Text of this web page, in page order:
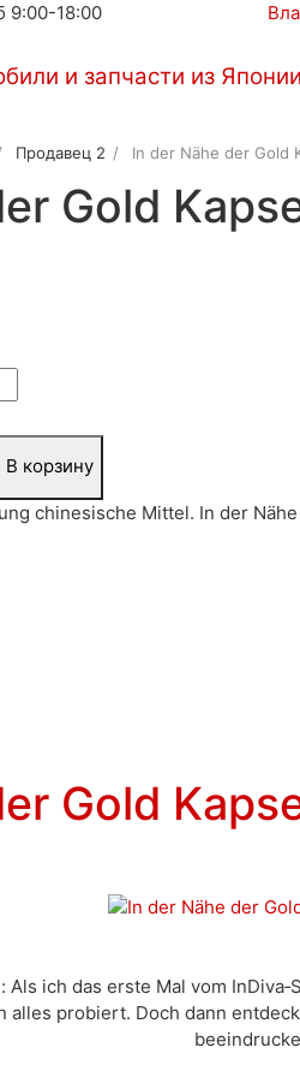
9:00-18:00
Продавец 2 In der Nähe der Gold
Gold
В корзину
chinesische Mittel. In der
Gold
Als ich das erste Mal vom
probiert. Doch dann